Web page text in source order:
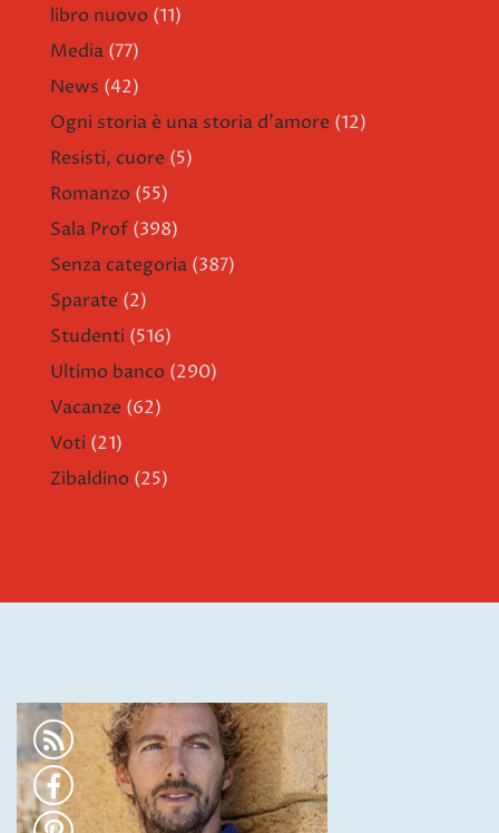
libro nuovo (11)
Media (77)
News (42)
Ogni storia è una storia d'amore (12)
Resisti, cuore (5)
Romanzo (55)
Sala Prof (398)
Senza categoria (387)
Sparate (2)
Studenti (516)
Ultimo banco (290)
Vacanze (62)
Voti (21)
Zibaldino (25)